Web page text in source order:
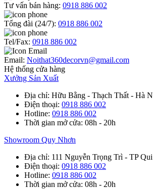
Tư vấn bán hàng: 0918 886 002
Tổng đài (24/7): 0918 886 002
Tel/Fax: 0918 886 002
Email: Noithat360decorvn@gmail.com
Hệ thống cửa hàng
Xưởng Sản Xuất
Địa chỉ: Hữu Bằng - Thạch Thất - Hà
Điện thoại: 0918 886 002
Hotline: 0918 886 002
Thời gian mở cửa: 08h - 20h
Showroom Quy Nhơn
Địa chỉ: 111 Nguyễn Trọng Trì - TP
Điện thoại: 0918 886 002
Hotline: 0918 886 002
Thời gian mở cửa: 08h - 20h